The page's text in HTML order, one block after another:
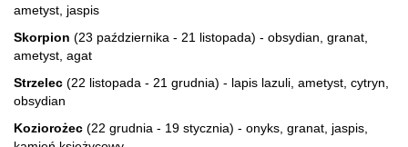
ametyst, jaspis
Skorpion (23 października - 21 listopada) - obsydian, granat,
ametyst, agat
Strzelec (22 listopada - 21 grudnia) - lapis lazuli, ametyst, cytryn,
obsydian
Koziorożec (22 grudnia - 19 stycznia) - onyks, granat, jaspis,